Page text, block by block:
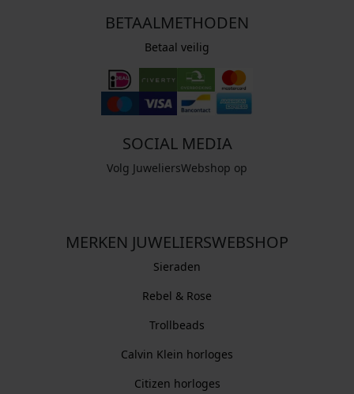
BETAALMETHODEN
Betaal veilig
SOCIAL MEDIA
Volg JuweliersWebshop op
MERKEN JUWELIERSWEBSHOP
Sieraden
Rebel & Rose
Trollbeads
Calvin Klein horloges
Citizen horloges